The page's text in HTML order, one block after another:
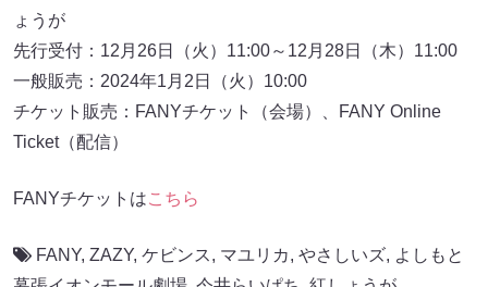
ょうが
先行受付：12月26日（火）11:00～12月28日（木）11:00
一般販売：2024年1月2日（火）10:00
チケット販売：FANYチケット（会場）、FANY Online
Ticket（配信）
FANYチケットはこちら
FANY, ZAZY, ケビンス, マユリカ, やさしいズ, よしもと